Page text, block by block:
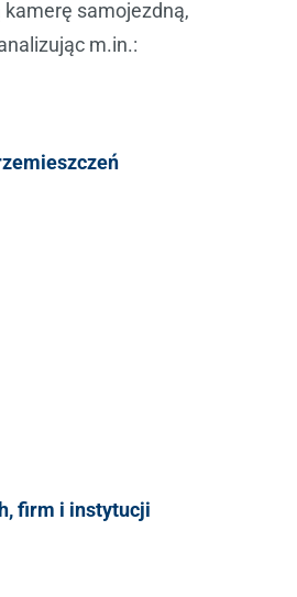
samojezdną,
m.in.:
firm i instytucji